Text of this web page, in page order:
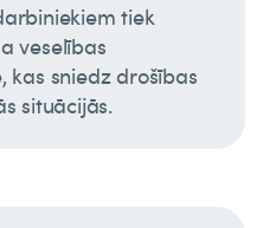
tiek
veselības
kas sniedz drošības
situācijās.